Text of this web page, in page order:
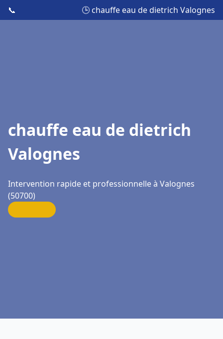
📞 🕒 chauffe eau de dietrich Valognes
chauffe eau de dietrich
Valognes
Intervention rapide et professionnelle à Valognes
(50700)